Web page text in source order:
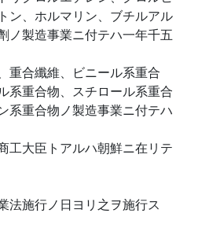
ン、ホルマリン、ブチルアル
ノ製造事業ニ付テハ一年千五
重合纖維、ビニール系重合
系重合物、スチロール系重合
系重合物ノ製造事業ニ付テハ
工大臣トアルハ朝鮮ニ在リテ
法施行ノ日ヨリ之ヲ施行ス